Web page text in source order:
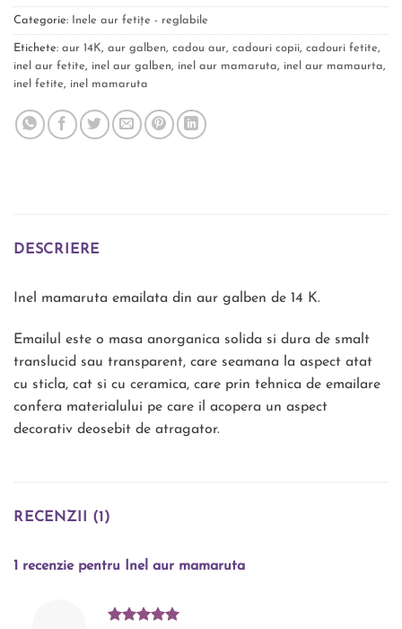
Categorie: Inele aur fetițe - reglabile
Etichete: aur 14K, aur galben, cadou aur, cadouri copii, cadouri fetite,
inel aur fetite, inel aur galben, inel aur mamaruta, inel aur mamaurta,
inel fetite, inel mamaruta
DESCRIERE
Inel mamaruta emailata din aur galben de 14 K.
Emailul este o masa anorganica solida si dura de smalt
translucid sau transparent, care seamana la aspect atat
cu sticla, cat si cu ceramica, care prin tehnica de emailare
confera materialului pe care il acopera un aspect
decorativ deosebit de atragator.
RECENZII (1)
1 recenzie pentru Inel aur mamaruta